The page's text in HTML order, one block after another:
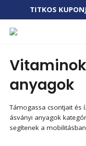
TITKOS​
anyagok
Támogassa csontjait és
ásványi anyagok
segítenek a